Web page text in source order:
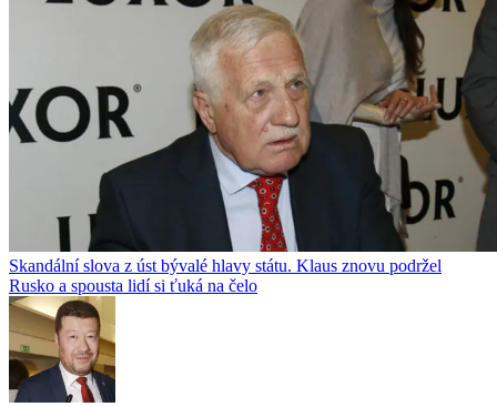
Skandální slova z úst bývalé hlavy státu. Klaus znovu podržel
Rusko a spousta lidí si ťuká na čelo